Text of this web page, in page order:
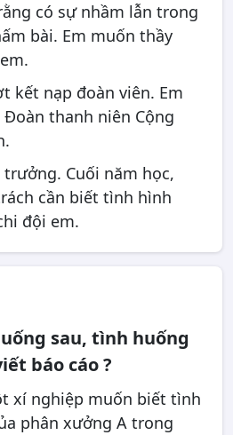
có sự nhầm lẫn trong
bài. Em muốn thầy
kết nạp đoàn viên. Em
thanh niên Cộng
trưởng. Cuối năm học,
cần biết tình hình
đội em.
sau, tình huống
báo cáo ?
xí nghiệp muốn biết tình
phân xưởng A trong